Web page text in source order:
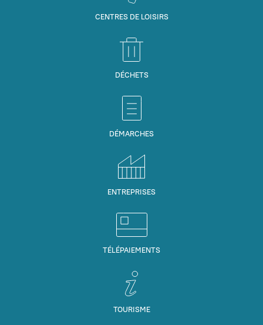
CENTRES DE LOISIRS
DÉCHETS
DÉMARCHES
ENTREPRISES
TÉLÉPAIEMENTS
TOURISME